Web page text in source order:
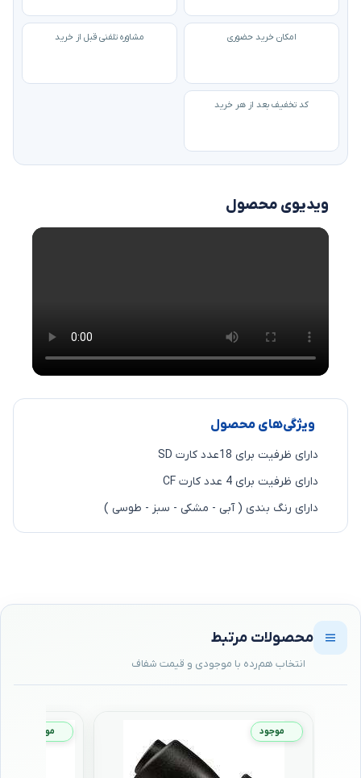
امکان خرید حضوری مشاوره تلفنی قبل از خرید
کد تخفیف بعد از هر خرید
ویدیوی محصول
ویژگی‌های محصول
دارای ظرفیت برای 18عدد کارت SD
دارای ظرفیت برای 4 عدد کارت CF
دارای رنگ بندی ( آبی - مشکی - سبز - طوسی )
محصولات مرتبط
موجود موجود